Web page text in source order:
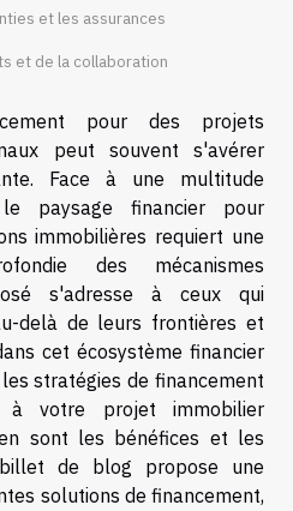
et les assurances
et de la collaboration
pour des projets
peut souvent s'avérer
Face à une multitude
paysage financier pour
immobilières requiert une
des mécanismes
s'adresse à ceux qui
delà de leurs frontières et
cet écosystème financier
stratégies de financement
à votre projet immobilier
sont les bénéfices et les
de blog propose une
solutions de financement,